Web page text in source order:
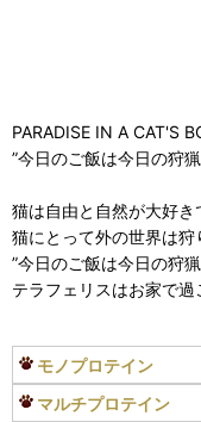
PARADISE IN A CAT'S
”今日のご飯は今日の狩
猫は自由と自然が大好き
猫にとって外の世界は狩
”今日のご飯は今日の狩
テラフェリスはお家で過
モノプロテイン
マルチプロテイン